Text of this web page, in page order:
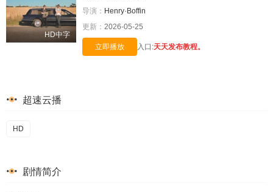
HD中字
导演： Henry·Boffin
更新： 2026-05-25
立即播放 入口:天天发布教程。
超速云播
HD
剧情简介